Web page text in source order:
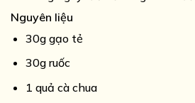
Nguyên liệu
30g gạo tẻ
30g ruốc
1 quả cà chua